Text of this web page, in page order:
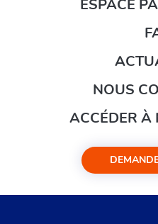
ESPACE
NOUS
ACCÉDER À